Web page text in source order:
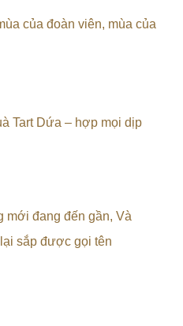
của đoàn viên, mùa của
Tart Dứa – hợp mọi dịp
mới đang đến gần, Và
sắp được gọi tên